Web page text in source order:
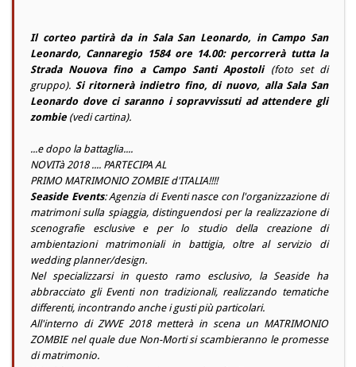
Il corteo partirà da in Sala San Leonardo, in Campo San
Leonardo, Cannaregio 1584 ore 14.00: percorrerà tutta la
Strada Nouova fino a Campo Santi Apostoli(foto set di
gruppo). Si ritornerà indietro fino, di nuovo, alla Sala San
Leonardo dove ci saranno i sopravvissuti ad attendere gli
zombie (vedi cartina).
...e dopo la battaglia....
NOVITà 2018 .... PARTECIPA AL
PRIMO MATRIMONIO ZOMBIE d'ITALIA!!!!
Seaside Events: Agenzia di Eventi nasce con l'organizzazione di
matrimoni sulla spiaggia, distinguendosi per la realizzazione di
scenografie esclusive e per lo studio della creazione di
ambientazioni matrimoniali in battigia, oltre al servizio di
wedding planner/design.
Nel specializzarsi in questo ramo esclusivo, la Seaside ha
abbracciato gli Eventi non tradizionali, realizzando tematiche
differenti, incontrando anche i gusti più particolari.
All'interno di ZWVE 2018 metterà in scena un MATRIMONIO
ZOMBIE nel quale due Non-Morti si scambieranno le promesse
di matrimonio.